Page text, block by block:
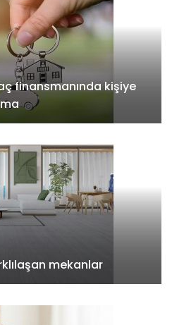
finansmanında kişiye
mekanlar